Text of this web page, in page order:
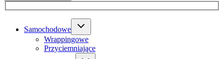
Samochodowe
Wrappingowe
Przyciemniające